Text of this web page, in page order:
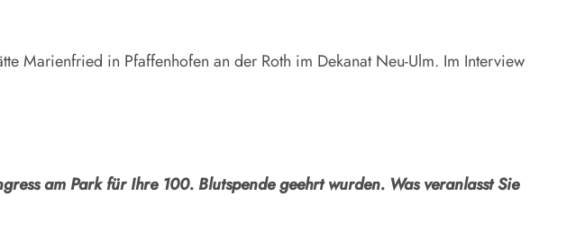
Marienfried in Pfaffenhofen an der Roth im Dekanat Neu-Ulm. Im Interview
am Park für Ihre 100. Blutspende geehrt wurden. Was veranlasst Sie